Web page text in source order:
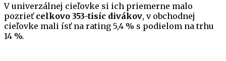
V univerzálnej cieľovke si ich priemerne malo
pozrieť celkovo 353-tisíc divákov, v obchodnej
cieľovke mali ísť na rating 5,4 % s podielom na trhu
14 %.